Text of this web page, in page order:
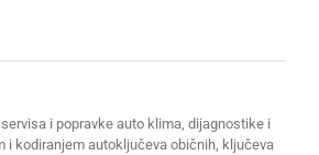
i popravke auto klima, dijagnostike i
i kodiranjem autoključeva običnih, ključeva